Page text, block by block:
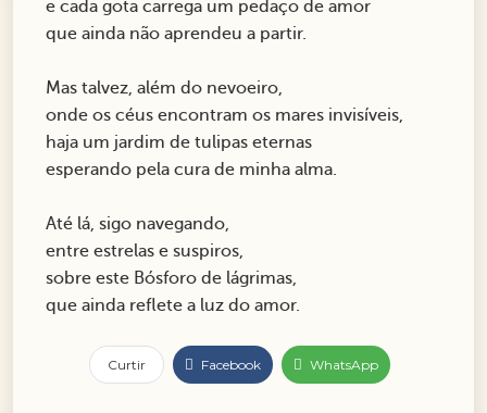
e cada gota carrega um pedaço de amor
que ainda não aprendeu a partir.
Mas talvez, além do nevoeiro,
onde os céus encontram os mares invisíveis,
haja um jardim de tulipas eternas
esperando pela cura de minha alma.
Até lá, sigo navegando,
entre estrelas e suspiros,
sobre este Bósforo de lágrimas,
que ainda reflete a luz do amor.
Curtir Facebook WhatsApp